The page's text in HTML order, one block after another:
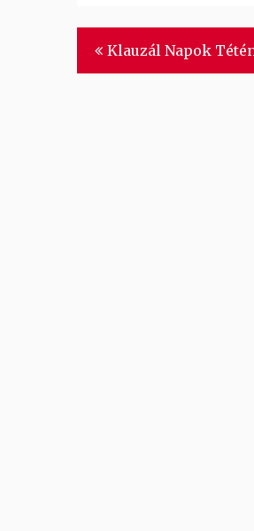
Bejegyzés
navigáció
Klauzál Napok